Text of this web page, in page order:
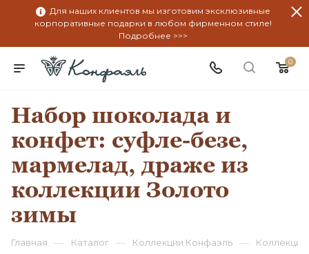
Для наших клиентов мы изготовим эксклюзивные
корпоративные подарки в любом фирменном стиле!
Подробнее >>>
0
Набор шоколада и
конфет: суфле-безе,
мармелад, драже из
коллекции Золото
зимы
Главная — Каталог — Коллекции Конфаэль —